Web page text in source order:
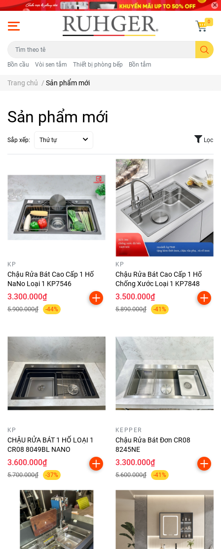
Bồn cầu Vòi sen tắm Thiết bị phòng bếp Bồn tắm
0
Trang chủ / Sản phẩm mới
Sản phẩm mới
Sắp xếp: Thứ tự Lọc
KP
Chậu Rửa Bát Cao Cấp 1 Hố
NaNo Loại 1 KP7546
3.300.000₫
5.900.000₫ -44%
KP
Chậu Rửa Bát Cao Cấp 1 Hố
Chống Xước Loại 1 KP7848
3.500.000₫
5.890.000₫ -41%
KP
CHẬU RỬA BÁT 1 HỐ LOẠI 1
CR08 8049BL NANO
3.600.000₫
5.700.000₫ -37%
KEPPER
Chậu Rửa Bát Đơn CR08
8245NE
3.300.000₫
5.600.000₫ -41%